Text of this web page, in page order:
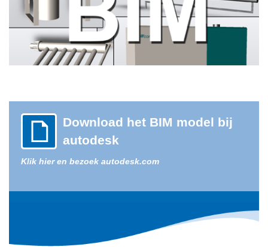
Download het BIM model bij
autodesk
Klik hier en bezoek autodesk.com